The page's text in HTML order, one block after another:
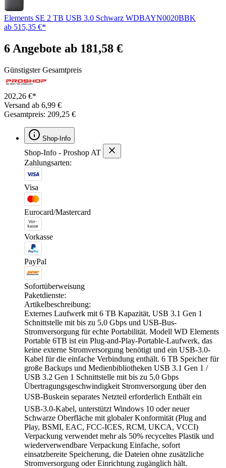
Elements SE 2 TB USB 3.0 Schwarz WDBAYN0020BBK
ab 515,35 €*
6 Angebote ab 181,58 €
Günstigster Gesamtpreis
202,26 €*
Versand ab 6,99 €
Gesamtpreis: 209,25 €
Shop-Info
Shop-Info - Proshop AT
Zahlungsarten:
Visa
Eurocard/Mastercard
Vorkasse
PayPal
Sofortüberweisung
Paketdienste:
Artikelbeschreibung:
Externes Laufwerk mit 6 TB Kapazität, USB 3.1 Gen 1
Schnittstelle mit bis zu 5,0 Gbps und USB-Bus-
Stromversorgung für echte Portabilität. Modell WD Elements
Portable 6TB ist ein Plug-and-Play-Portable-Laufwerk, das
keine externe Stromversorgung benötigt und ein USB-3.0-
Kabel für die einfache Verbindung enthält. 6 TB Speicher für
große Backups und Medienbibliotheken USB 3.1 Gen 1 /
USB 3.2 Gen 1 Schnittstelle mit bis zu 5,0 Gbps
Übertragungsgeschwindigkeit Stromversorgung über den
USB-Buskein separates Netzteil erforderlich Enthält ein
USB-3.0-Kabel, unterstützt Windows 10 oder neuer
Schwarze Oberfläche mit globaler Konformität (Plug and
Play, BSMI, EAC, FCC-ICES, RCM, UKCA, VCCI)
Verpackung verwendet mehr als 50% recyceltes Plastik und
wiederverwendbare Verpackung Einfache, sofort
einsatzbereite Speicherung, die Dateien ohne zusätzliche
Stromversorgung oder Einrichtung zugänglich hält.